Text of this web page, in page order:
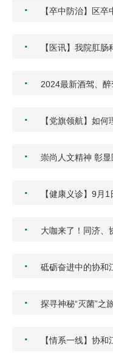
· 【卒中防治】区
· 【医讯】我院肛
· 2024最新酒驾、
· 【党旗领航】如
· 崇尚人文精神 彰
· 【健康义诊】9月
· 大咖来了！同济、
· 砥砺奋进中的协和
· 探寻神秘“灭菌”之
· 【情系一线】协